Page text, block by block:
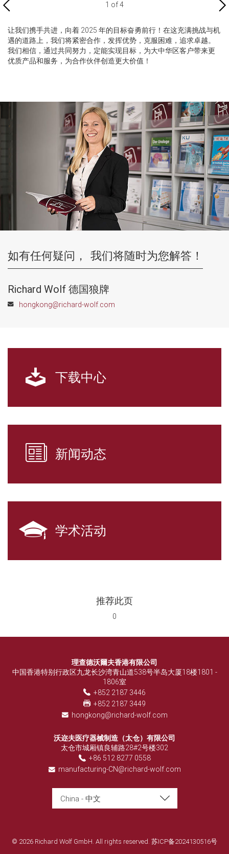
1 of 4
让我们携手共进，向着 2025 年的目标奋勇前行！在这充满挑战与机
遇的道路上，我们将紧密合作，发挥优势，克服困难，追求卓越。
我们相信，通过共同努力，定能实现目标，为大中华区客户带来更
优质产品和服务，为合作伙伴创造更大价值！
如有任何疑问， 我们将随时为您解答！
Richard Wolf 德国狼牌
hongkong@richard-wolf.com
下载中心
新闻动态
学术活动
推荐此页
0
理查德沃爾夫香港有限公司
中国香港特别行政区九龙长沙湾青山道538号半岛大厦18楼1801 -
1806室
+852 2187 3446
+852 2187 3449
hongkong@richard-wolf.com
沃迩夫医疗器械制造（太仓）有限公司
太仓市城厢镇良辅路28#2号楼302
+86 512 8277 0558
manufacturing-CN@richard-wolf.com
China - 中文
© 2026 Richard Wolf GmbH. All rights reserved. 苏ICP备2024130516号